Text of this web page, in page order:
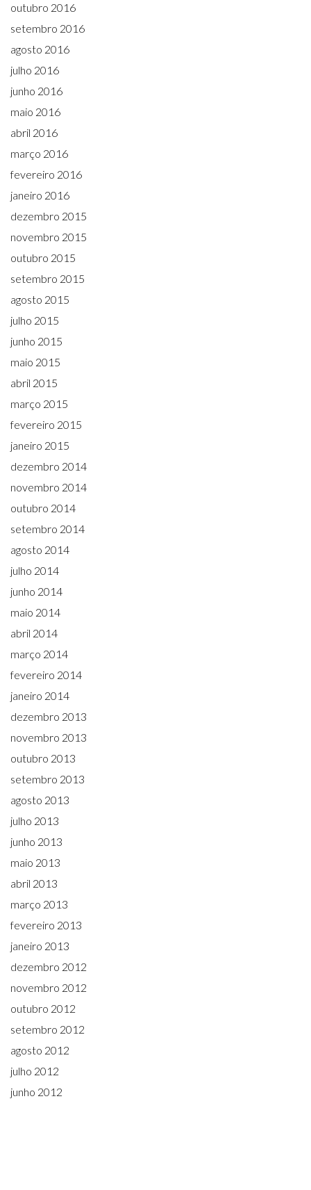
outubro 2016
setembro 2016
agosto 2016
julho 2016
junho 2016
maio 2016
abril 2016
março 2016
fevereiro 2016
janeiro 2016
dezembro 2015
novembro 2015
outubro 2015
setembro 2015
agosto 2015
julho 2015
junho 2015
maio 2015
abril 2015
março 2015
fevereiro 2015
janeiro 2015
dezembro 2014
novembro 2014
outubro 2014
setembro 2014
agosto 2014
julho 2014
junho 2014
maio 2014
abril 2014
março 2014
fevereiro 2014
janeiro 2014
dezembro 2013
novembro 2013
outubro 2013
setembro 2013
agosto 2013
julho 2013
junho 2013
maio 2013
abril 2013
março 2013
fevereiro 2013
janeiro 2013
dezembro 2012
novembro 2012
outubro 2012
setembro 2012
agosto 2012
julho 2012
junho 2012